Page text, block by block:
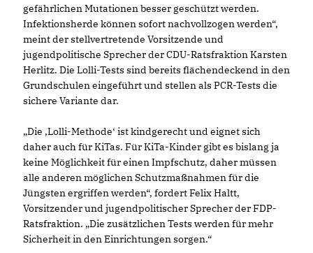
gefährlichen Mutationen besser geschützt werden.
Infektionsherde können sofort nachvollzogen werden“,
meint der stellvertretende Vorsitzende und
jugendpolitische Sprecher der CDU-Ratsfraktion Karsten
Herlitz. Die Lolli-Tests sind bereits flächendeckend in den
Grundschulen eingeführt und stellen als PCR-Tests die
sichere Variante dar.
Die ,Lolli-Methode‘ ist kindgerecht und eignet sich
daher auch für KiTas. Für KiTa-Kinder gibt es bislang ja
keine Möglichkeit für einen Impfschutz, daher müssen
alle anderen möglichen Schutzmaßnahmen für die
Jüngsten ergriffen werden“, fordert Felix Haltt,
Vorsitzender und jugendpolitischer Sprecher der FDP-
Ratsfraktion. „Die zusätzlichen Tests werden für mehr
Sicherheit in den Einrichtungen sorgen.“